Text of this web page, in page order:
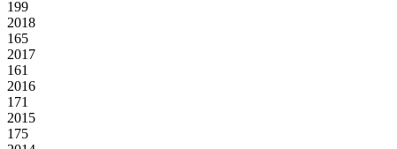
199
2018
165
2017
161
2016
171
2015
175